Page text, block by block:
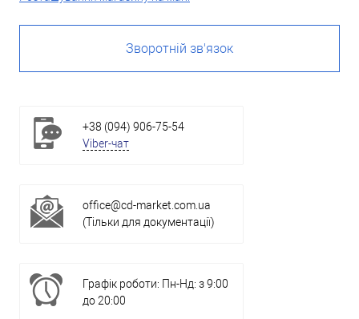
Зворотній зв'язок
+38 (094) 906-75-54
Viber-чат
office@cd-market.com.ua
(Тільки для документації)
Графік роботи: Пн-Нд: з 9:00
до 20:00